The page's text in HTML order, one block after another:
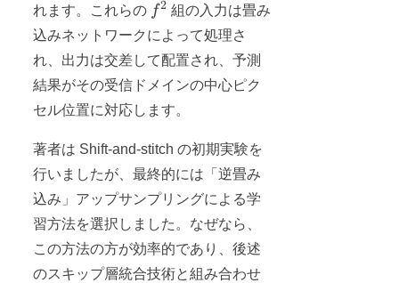
\dots,
f-1\}
\times
\{0,
\dots,
f-1\}
れます。これらの f^2
f2 組の入力は畳み
込みネットワークによって処理さ
れ、出力は交差して配置され、予測
結果がその受信ドメインの中心ピク
セル位置に対応します。
著者は Shift-and-stitch の初期実験を
行いましたが、最終的には「逆畳み
込み」アップサンプリングによる学
習方法を選択しました。なぜなら、
この方法の方が効率的であり、後述
のスキップ層統合技術と組み合わせ